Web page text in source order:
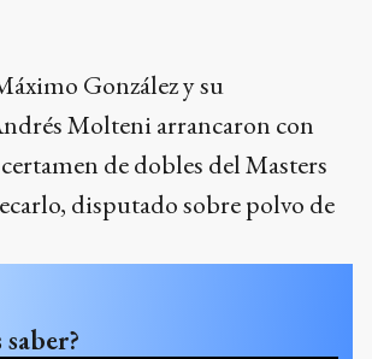
González y su
Molteni arrancaron con
de dobles del Masters
disputado sobre polvo de